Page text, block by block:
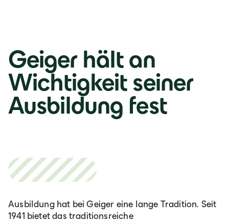
Geiger hält an
Wichtigkeit seiner
Ausbildung fest
Ausbildung hat bei Geiger eine lange Tradition. Seit
1941 bietet das traditionsreiche
România
Lb. română